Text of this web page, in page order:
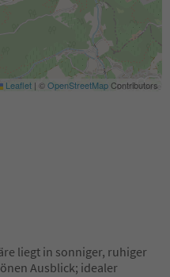
Leaflet | ©OpenStreetMapContributors
liegt in sonniger, ruhiger
Ausblick; idealer